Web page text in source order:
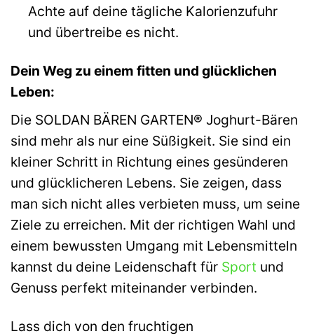
Achte auf deine tägliche Kalorienzufuhr
und übertreibe es nicht.
Dein Weg zu einem fitten und glücklichen
Leben:
Die SOLDAN BÄREN GARTEN® Joghurt-Bären
sind mehr als nur eine Süßigkeit. Sie sind ein
kleiner Schritt in Richtung eines gesünderen
und glücklicheren Lebens. Sie zeigen, dass
man sich nicht alles verbieten muss, um seine
Ziele zu erreichen. Mit der richtigen Wahl und
einem bewussten Umgang mit Lebensmitteln
kannst du deine Leidenschaft für Sport und
Genuss perfekt miteinander verbinden.
Lass dich von den fruchtigen